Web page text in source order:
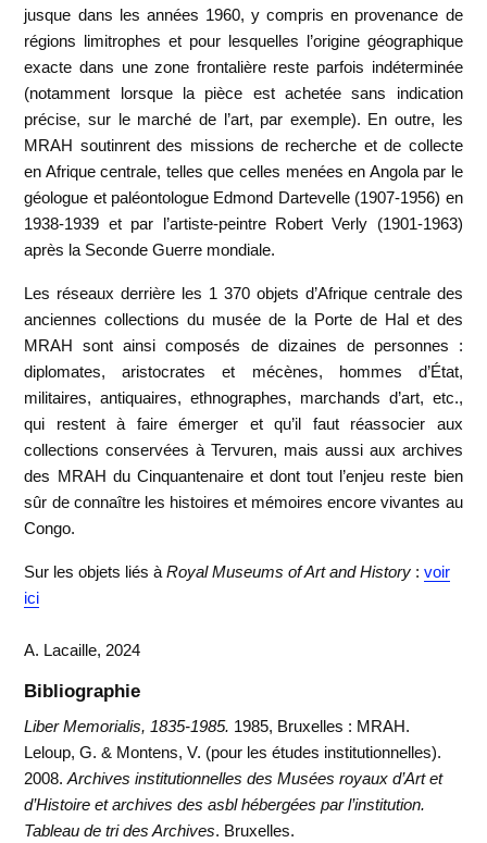
jusque dans les années 1960, y compris en provenance de
régions limitrophes et pour lesquelles l’origine géographique
exacte dans une zone frontalière reste parfois indéterminée
(notamment lorsque la pièce est achetée sans indication
précise, sur le marché de l’art, par exemple). En outre, les
MRAH soutinrent des missions de recherche et de collecte
en Afrique centrale, telles que celles menées en Angola par le
géologue et paléontologue Edmond Dartevelle (1907-1956) en
1938-1939 et par l’artiste-peintre Robert Verly (1901-1963)
après la Seconde Guerre mondiale.
Les réseaux derrière les 1 370 objets d’Afrique centrale des
anciennes collections du musée de la Porte de Hal et des
MRAH sont ainsi composés de dizaines de personnes :
diplomates, aristocrates et mécènes, hommes d’État,
militaires, antiquaires, ethnographes, marchands d’art, etc.,
qui restent à faire émerger et qu’il faut réassocier aux
collections conservées à Tervuren, mais aussi aux archives
des MRAH du Cinquantenaire et dont tout l’enjeu reste bien
sûr de connaître les histoires et mémoires encore vivantes au
Congo.
Sur les objets liés àRoyal Museums of Art and History :voir
ici
A. Lacaille, 2024
Bibliographie
Liber Memorialis, 1835-1985. 1985, Bruxelles : MRAH.
Leloup, G. & Montens, V. (pour les études institutionnelles).
2008.Archives institutionnelles des Musées royaux d’Art et
d’Histoire et archives des asbl hébergées par l’institution.
Tableau de tri des Archives. Bruxelles.